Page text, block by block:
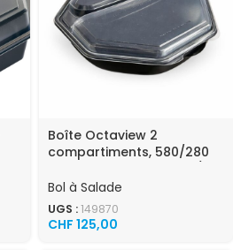
Boîte Octaview 2
compartiments, 580/280
carton
Bol à Salade
UGS :149870
CHF 125,00